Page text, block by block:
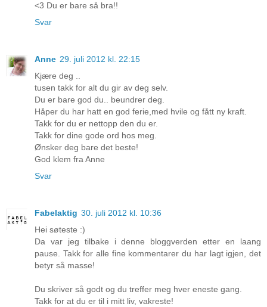
<3 Du er bare så bra!!
Svar
Anne 29. juli 2012 kl. 22:15
Kjære deg ..
tusen takk for alt du gir av deg selv.
Du er bare god du.. beundrer deg.
Håper du har hatt en god ferie,med hvile og fått ny kraft.
Takk for du er nettopp den du er.
Takk for dine gode ord hos meg.
Ønsker deg bare det beste!
God klem fra Anne
Svar
Fabelaktig 30. juli 2012 kl. 10:36
Hei søteste :)
Da var jeg tilbake i denne bloggverden etter en laang
pause. Takk for alle fine kommentarer du har lagt igjen, det
betyr så masse!
Du skriver så godt og du treffer meg hver eneste gang.
Takk for at du er til i mitt liv, vakreste!